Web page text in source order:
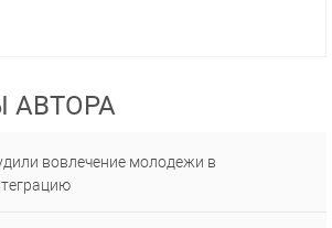
АВТОРА
вовлечение молодежи в